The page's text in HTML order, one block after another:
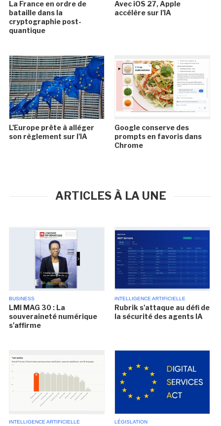
La France en ordre de
bataille dans la
cryptographie post-
quantique
Avec iOS 27, Apple
accélère sur l'IA
L'Europe prête à alléger
son règlement sur l'IA
Google conserve des
prompts en favoris dans
Chrome
ARTICLES À LA UNE
BUSINESS
LMI MAG 30 : La
souveraineté numérique
s'affirme
INTELLIGENCE ARTIFICIELLE
Rubrik s'attaque au défi de
la sécurité des agents IA
INTELLIGENCE ARTIFICIELLE LÉGISLATION